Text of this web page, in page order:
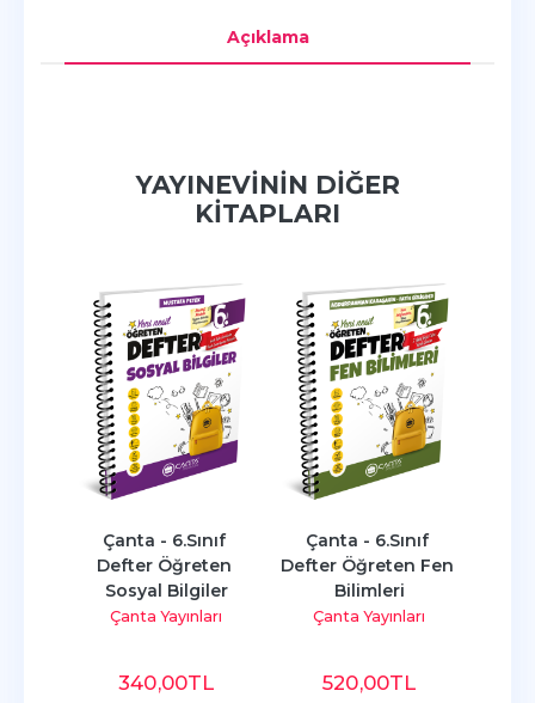
Açıklama
YAYINEVININ DIĞER
KITAPLARI
Çanta - 6.Sınıf
Defter Öğreten
Sosyal Bilgiler
Çanta Yayınları
340,00TL
Çanta - 6.Sınıf
Defter Öğreten Fen
Bilimleri
Çanta Yayınları
520,00TL